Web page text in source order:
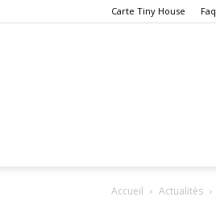
Carte Tiny House Faq
Accueil Actualitès